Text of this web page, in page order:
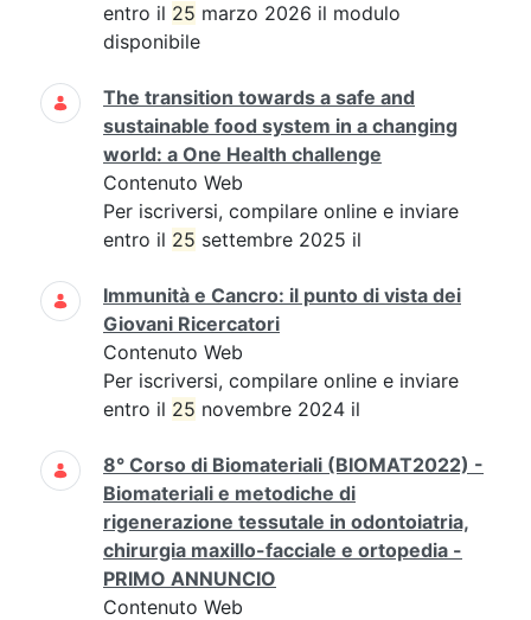
entro il 25 marzo 2026 il modulo
disponibile
The transition towards a safe and
sustainable food system in a changing
world: a One Health challenge
Contenuto Web
Per iscriversi, compilare online e inviare
entro il 25 settembre 2025 il
Immunità e Cancro: il punto di vista dei
Giovani Ricercatori
Contenuto Web
Per iscriversi, compilare online e inviare
entro il 25 novembre 2024 il
8° Corso di Biomateriali (BIOMAT2022) -
Biomateriali e metodiche di
rigenerazione tessutale in odontoiatria,
chirurgia maxillo-facciale e ortopedia -
PRIMO ANNUNCIO
Contenuto Web